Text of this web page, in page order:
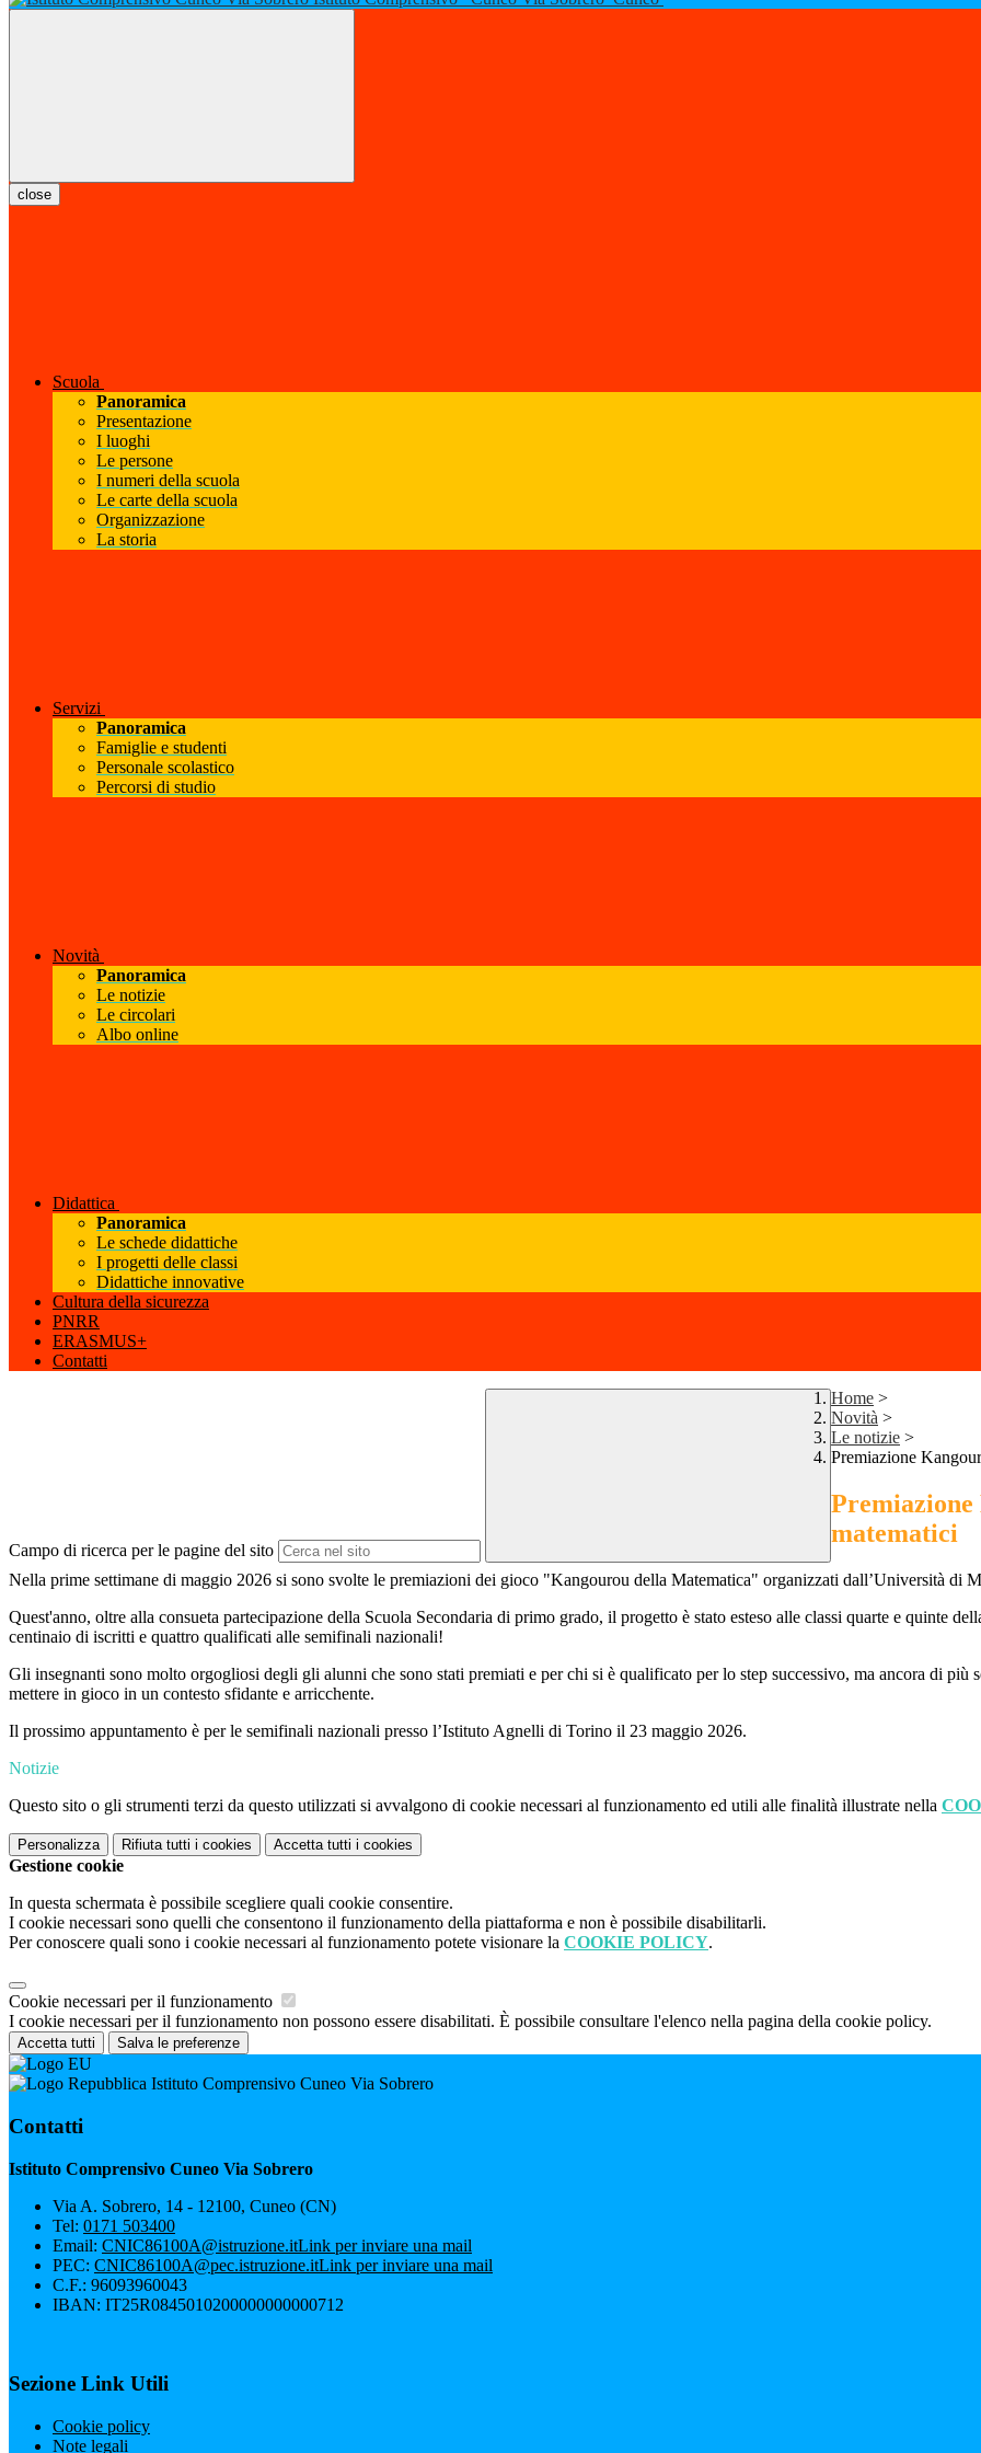
close
Scuola
Panoramica
Presentazione
I luoghi
Le persone
I numeri della scuola
Le carte della scuola
Organizzazione
La storia
Servizi
Panoramica
Famiglie e studenti
Personale scolastico
Percorsi di studio
Novità
Panoramica
Le notizie
Le circolari
Albo online
Didattica
Panoramica
Le schede didattiche
I progetti delle classi
Didattiche innovative
Cultura della sicurezza
PNRR
ERASMUS+
Contatti
Campo di ricerca per le pagine del sito
Home >
Novità >
Le notizie >
Premiazione
matematici
Nella prime settimane di maggio 2026 si sono svolte le premiazioni dei gioco "Kangourou della Matematica" organizzati dall’Università di
Quest'anno, oltre alla consueta partecipazione della Scuola Secondaria di primo grado, il progetto è stato esteso alle classi quarte e quinte
centinaio di iscritti e quattro qualificati alle semifinali nazionali!
Gli insegnanti sono molto orgogliosi degli gli alunni che sono stati premiati e per chi si è qualificato per lo step successivo, ma ancora di
mettere in gioco in un contesto sfidante e arricchente.
Il prossimo appuntamento è per le semifinali nazionali presso l’Istituto Agnelli di Torino il 23 maggio 2026.
Notizie
Questo sito o gli strumenti terzi da questo utilizzati si avvalgono di cookie necessari al funzionamento ed utili alle finalità illustrate nella
Personalizza Rifiuta tutti i cookies Accetta tutti i cookies
Gestione cookie
In questa schermata è possibile scegliere quali cookie consentire.
I cookie necessari sono quelli che consentono il funzionamento della piattaforma e non è possibile disabilitarli.
Per conoscere quali sono i cookie necessari al funzionamento potete visionare la COOKIE POLICY.
Cookie necessari per il funzionamento
I cookie necessari per il funzionamento non possono essere disabilitati. È possibile consultare l'elenco nella pagina della cookie policy.
Accetta tutti Salva le preferenze
Istituto Comprensivo Cuneo Via Sobrero
Contatti
Istituto Comprensivo Cuneo Via Sobrero
Via A. Sobrero, 14 - 12100, Cuneo (CN)
Tel: 0171 503400
Email: CNIC86100A@istruzione.itLink per inviare una mail
PEC: CNIC86100A@pec.istruzione.itLink per inviare una mail
C.F.: 96093960043
IBAN: IT25R0845010200000000000712
Sezione Link Utili
Cookie policy
Note legali